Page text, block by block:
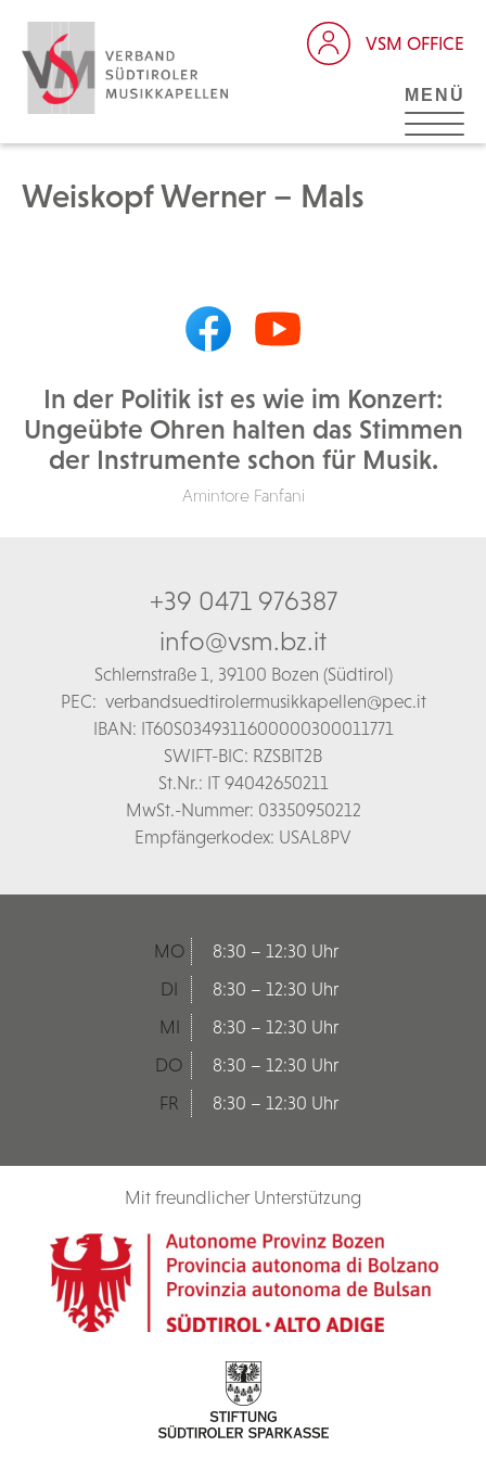
VSM OFFICE
MENÜ
Weiskopf Werner – Mals
In der Politik ist es wie im Konzert:
Ungeübte Ohren halten das Stimmen
der Instrumente schon für Musik.
Amintore Fanfani
+39 0471 976387
info@vsm.bz.it
Schlernstraße 1, 39100 Bozen (Südtirol)
PEC: verbandsuedtirolermusikkapellen@pec.it
IBAN: IT60S0349311600000300011771
SWIFT-BIC: RZSBIT2B
St.Nr.: IT 94042650211
MwSt.-Nummer: 03350950212
Empfängerkodex: USAL8PV
MO
8:30 – 12:30 Uhr
DI
8:30 – 12:30 Uhr
MI
8:30 – 12:30 Uhr
DO
8:30 – 12:30 Uhr
FR
8:30 – 12:30 Uhr
Mit freundlicher Unterstützung